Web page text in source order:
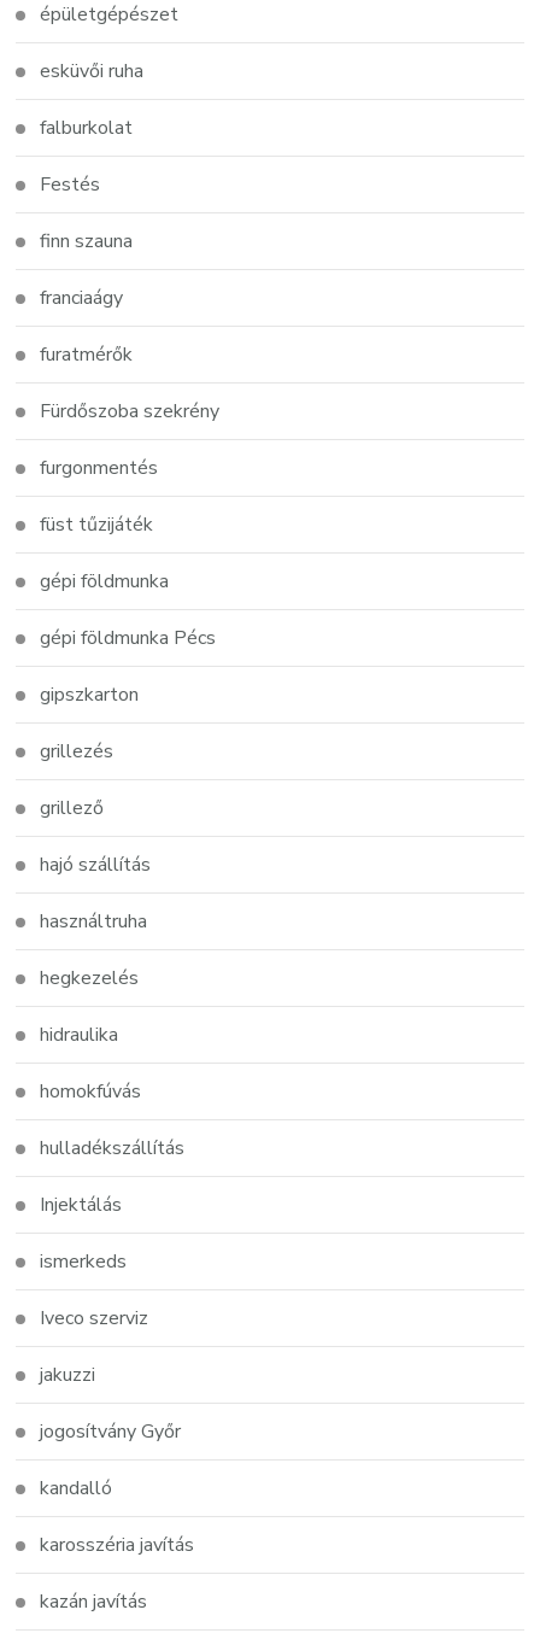
épületgépészet
esküvői ruha
falburkolat
Festés
finn szauna
franciaágy
furatmérők
Fürdőszoba szekrény
furgonmentés
füst tűzijáték
gépi földmunka
gépi földmunka Pécs
gipszkarton
grillezés
grillező
hajó szállítás
használtruha
hegkezelés
hidraulika
homokfúvás
hulladékszállítás
Injektálás
ismerkeds
Iveco szerviz
jakuzzi
jogosítvány Győr
kandalló
karosszéria javítás
kazán javítás